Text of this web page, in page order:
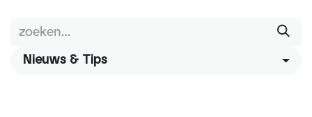
Nieuws & Tips